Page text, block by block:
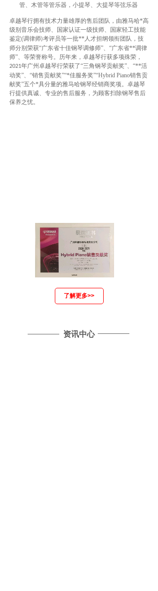
管、木管等管乐器，小提琴、大提琴等弦乐器
了解更多>>
卓越琴行拥有技术力量雄厚的售后团队，由雅马哈*高
级别音乐会技师、国家认证一级技师、国家轻工技能
鉴定(调律师)考评员等一批**人才担纲领衔团队，技
师分别荣获“广东省十佳钢琴调修师”、“广东省**调律
师”、等荣誉称号。历年来，卓越琴行获多项殊荣，
2021年广州卓越琴行荣获了“三角钢琴贡献奖”、“**活
动奖”、“销售贡献奖”“*佳服务奖”“Hybrid Piano销售贡
献奖”五个*具分量的雅马哈钢琴经销商奖项。卓越琴
行提供真诚、专业的售后服务，为顾客扫除钢琴售后
保养之忧。
资讯中心